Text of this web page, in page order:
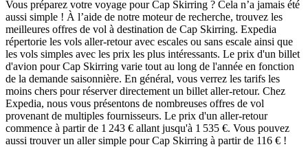
Vous préparez votre voyage pour Cap Skirring ? Cela n’a jamais été
aussi simple ! À l’aide de notre moteur de recherche, trouvez les
meilleures offres de vol à destination de Cap Skirring. Expedia
répertorie les vols aller-retour avec escales ou sans escale ainsi que
les vols simples avec les prix les plus intéressants. Le prix d'un billet
d'avion pour Cap Skirring varie tout au long de l'année en fonction
de la demande saisonnière. En général, vous verrez les tarifs les
moins chers pour réserver directement un billet aller-retour. Chez
Expedia, nous vous présentons de nombreuses offres de vol
provenant de multiples fournisseurs. Le prix d'un aller-retour
commence à partir de 1 243 € allant jusqu'à 1 535 €. Vous pouvez
aussi trouver un aller simple pour Cap Skirring à partir de 116 € !